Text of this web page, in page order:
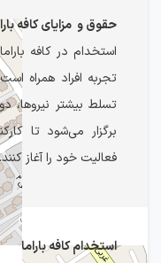
حقوق و مزایای کافه
استخدام در کافه
تجربه افراد همراه
تسلط بیشتر نیروها،
برگزار می‌شود تا
فعالیت خود را آغاز کنند.
استخدام کافه باراما